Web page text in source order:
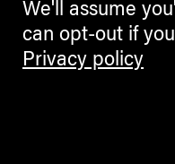
We'll assume
can opt-out if
Privacy policy